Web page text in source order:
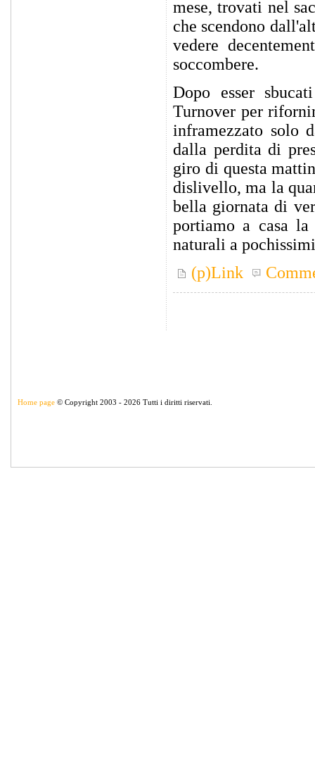
mese, trovati nel
che scendono
vedere
soccombere.
Dopo esser
Turnover per
inframezzato solo
dalla perdita di
giro di questa
dislivello, ma la
bella giornata di
portiamo a casa
naturali a
(p)Link
Home page © Copyright 2003 - 2026 Tutti i diritti riservati.